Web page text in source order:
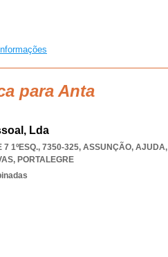
para Anta
Lda
7 1ºESQ., 7350-325, ASSUNÇÃO, AJUDA,
, PORTALEGRE